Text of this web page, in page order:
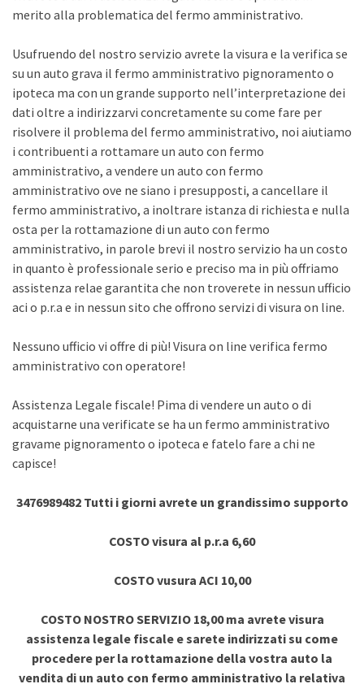
merito alla problematica del fermo amministrativo.
Usufruendo del nostro servizio avrete la visura e la verifica se
su un auto grava il fermo amministrativo pignoramento o
ipoteca ma con un grande supporto nell’interpretazione dei
dati oltre a indirizzarvi concretamente su come fare per
risolvere il problema del fermo amministrativo, noi aiutiamo
i contribuenti a rottamare un auto con fermo
amministrativo, a vendere un auto con fermo
amministrativo ove ne siano i presupposti, a cancellare il
fermo amministrativo, a inoltrare istanza di richiesta e nulla
osta per la rottamazione di un auto con fermo
amministrativo, in parole brevi il nostro servizio ha un costo
in quanto è professionale serio e preciso ma in più offriamo
assistenza relae garantita che non troverete in nessun ufficio
aci o p.r.a e in nessun sito che offrono servizi di visura on line.
Nessuno ufficio vi offre di più! Visura on line verifica fermo
amministrativo con operatore!
Assistenza Legale fiscale! Pima di vendere un auto o di
acquistarne una verificate se ha un fermo amministrativo
gravame pignoramento o ipoteca e fatelo fare a chi ne
capisce!
3476989482 Tutti i giorni avrete un grandissimo supporto
COSTO visura al p.r.a 6,60
COSTO vusura ACI 10,00
COSTO NOSTRO SERVIZIO 18,00 ma avrete visura
assistenza legale fiscale e sarete indirizzati su come
procedere per la rottamazione della vostra auto la
vendita di un auto con fermo amministrativo la relativa